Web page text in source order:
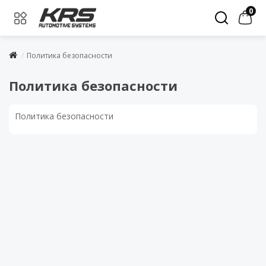
0
Политика безопасности
Политика безопасности
Политика безопасности